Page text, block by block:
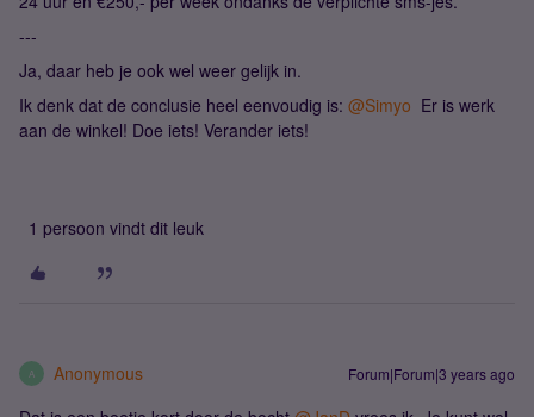
---
Ja, daar heb je ook wel weer gelijk in.
Ik denk dat de conclusie heel eenvoudig is: @Simyo Er is werk
aan de winkel! Doe iets! Verander iets!
1 persoon vindt dit leuk
A Anonymous Forum|Forum|3 years ago